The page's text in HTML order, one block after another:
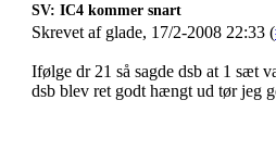
SV: IC4 kommer snart
Skrevet af glade, 17/2-2008 22:33 (
Ifølge dr 21 så sagde dsb at 1 sæt
dsb blev ret godt hængt ud tør jeg